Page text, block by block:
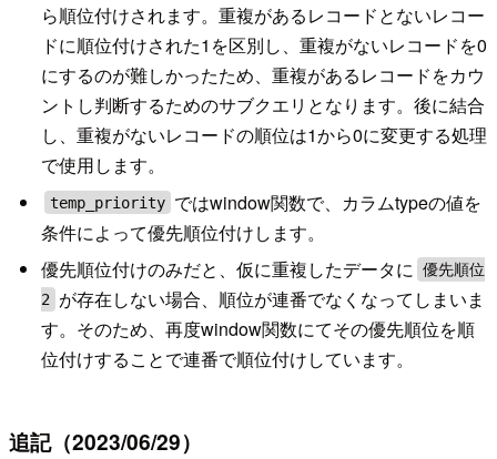
ら順位付けされます。重複があるレコードとないレコー
ドに順位付けされた1を区別し、重複がないレコードを0
にするのが難しかったため、重複があるレコードをカウ
ントし判断するためのサブクエリとなります。後に結合
し、重複がないレコードの順位は1から0に変更する処理
で使用します。
temp_priority ではwindow関数で、カラムtypeの値を
条件によって優先順位付けします。
優先順位付けのみだと、仮に重複したデータに 優先順位
2
が存在しない場合、順位が連番でなくなってしまいま
す。そのため、再度window関数にてその優先順位を順
位付けすることで連番で順位付けしています。
追記（2023/06/29）